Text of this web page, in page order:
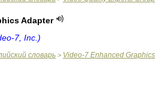
Adapter
7, Inc.)
словарь > Video-7 Enhanced Graphics